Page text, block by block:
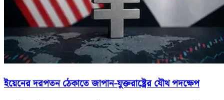
ইয়েনের দরপতন ঠেকাতে জাপান-যুক্তরাষ্ট্রের যৌথ পদক্ষেপ